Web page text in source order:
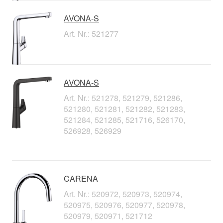
AVONA-S
Art. Nr.: 521277
AVONA-S
Art. Nr.: 521278, 521279, 521286,
521280, 521281, 521282, 521283,
521284, 521285, 521716, 526170,
526928, 526929
CARENA
Art. Nr.: 520972, 520973, 520974,
520975, 520976, 520977, 520978,
520979, 520971, 521712